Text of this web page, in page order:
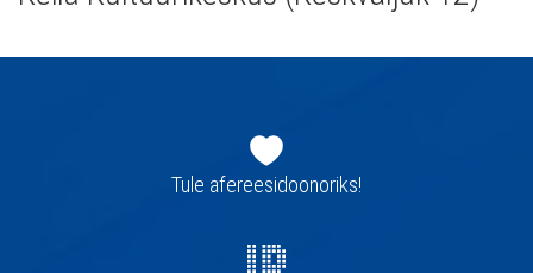
navigatsioonTule afereesidoonoriks!